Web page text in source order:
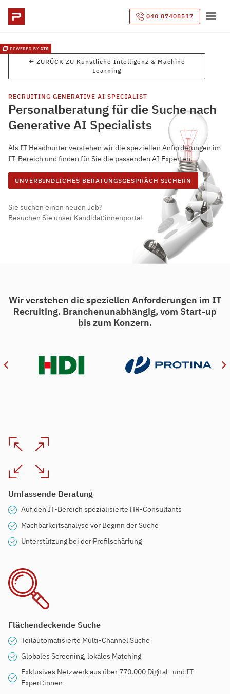
040 87408517
← ZURÜCK ZU Künstliche Intelligenz & Machine
Learning
RECRUITING GENERATIVE AI SPECIALIST
Personalberatung für die Suche nach
Generative AI Specialists
Als IT Headhunter verstehen wir die speziellen Anforderungen im
IT-Bereich und finden für Sie die passenden AI Experten.
UNVERBINDLICHES BERATUNGSGESPRÄCH SICHERN
Sie suchen einen neuen Job?
Besuchen Sie unser Kandidat:innenportal
Wir verstehen die speziellen Anforderungen im IT
Recruiting. Branchenunabhängig, vom Start-up
bis zum Konzern.
Umfassende Beratung
Auf den IT-Bereich spezialisierte HR-Consultants
Machbarkeitsanalyse vor Beginn der Suche
Unterstützung bei der Profilschärfung
Flächendeckende Suche
Teilautomatisierte Multi-Channel Suche
Globales Screening, lokales Matching
Exklusives Netzwerk aus über 770.000 Digital- und IT-
Expert:innen